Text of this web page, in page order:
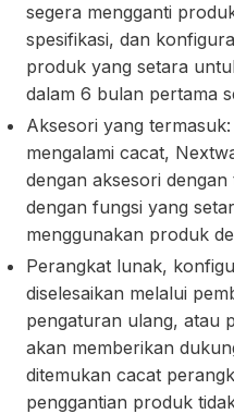
segera mengganti
spesifikasi, dan
produk yang setara
dalam 6 bulan pertama
Aksesori yang
mengalami cacat,
dengan aksesori
dengan fungsi yang
menggunakan produk
Perangkat lunak,
diselesaikan melalui
pengaturan ulang, atau
akan memberikan
ditemukan cacat
penggantian produk